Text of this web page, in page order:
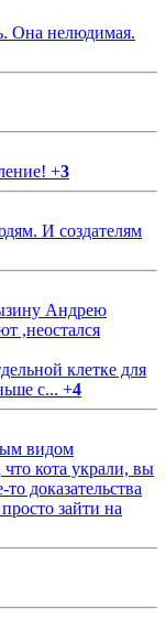
Она нелюдимая.
+3
И создателям
Андрею
,неостался
клетке для
с... +4
видом
кота украли, вы
доказательства
зайти на